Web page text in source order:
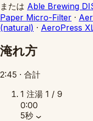
または Able Brewing
Paper Micro-Filter ·
(natural) · AeroPress
淹れ方
2:45 · 合計
1 注湯 1 / 9
0:00
5秒